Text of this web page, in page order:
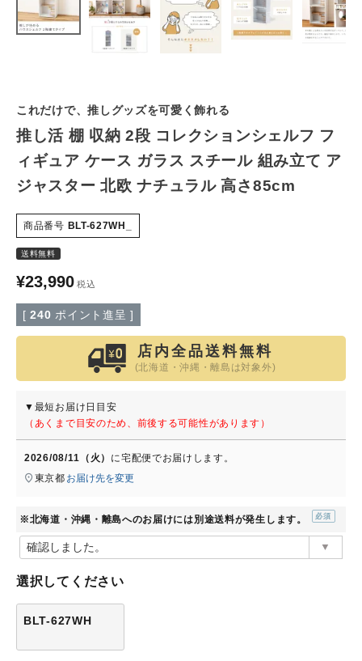
テイストから選ぶ
ご利用ガイド
プライバシーポリシー
特定商取引法について
会社概要
よくある質問
大口注文窓口
これだけで、推しグッズを可愛く飾れる
推し活 棚 収納 2段 コレクションシェルフ フ
ィギュア ケース ガラス スチール 組み立て ア
ジャスター 北欧 ナチュラル 高さ85cm
商品番号 BLT-627WH_
送料無料
¥23,990 税込
[ 240 ポイント進呈 ]
店内全品送料無料
(北海道・沖縄・離島は対象外)
▼最短お届け日目安
（あくまで目安のため、前後する可能性があります）
2026/08/11（火） に宅配便でお届けします。
東京都 お届け先を変更
※北海道・沖縄・離島へのお届けには別途送料が発生します。
須)
選択してください
BLT-627WH